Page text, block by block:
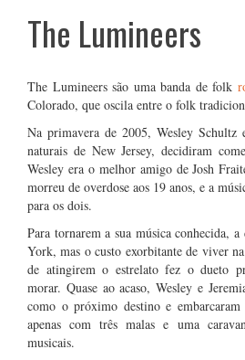
The Lumineers
The Lumineers são uma banda de folk
Colorado, que oscila entre o folk
Na primavera de 2005, Wesley Schultz
naturais de New Jersey, decidiram
Wesley era o melhor amigo de Josh
morreu de overdose aos 19 anos, e a
para os dois.
Para tornarem a sua música conhecida,
York, mas o custo exorbitante de viver
de atingirem o estrelato fez o dueto
morar. Quase ao acaso, Wesley e
como o próximo destino e
apenas com três malas e uma
musicais.